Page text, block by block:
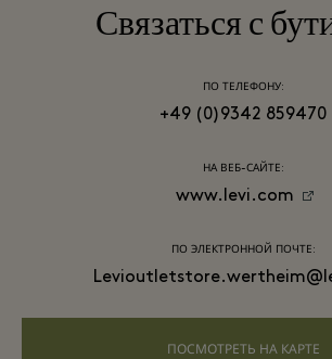
Связаться с
ПО ТЕЛЕФОНУ:
+49 (0)9342 859470
НА ВЕБ-САЙТЕ:
www.levi.com
ПО ЭЛЕКТРОННОЙ ПОЧТЕ:
ПОСМОТРЕТЬ НА КАРТЕ